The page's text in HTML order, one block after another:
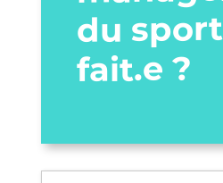
du
fait.e ?